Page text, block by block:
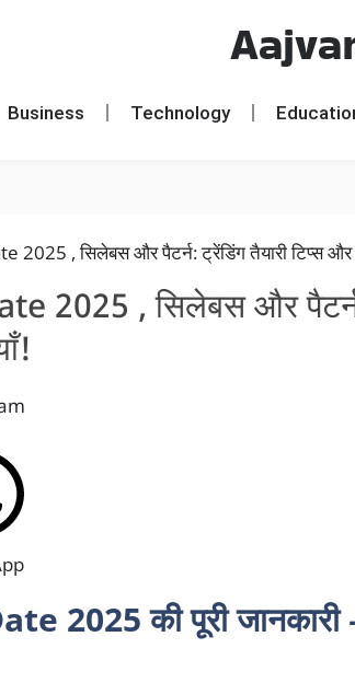
Business Technology
2025 , सिलेबस और
2025 की पूरी जानकारी